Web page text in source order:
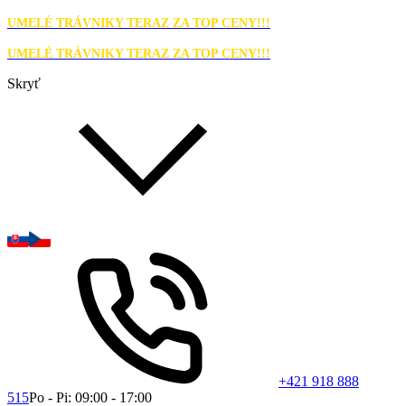
UMELÉ TRÁVNIKY TERAZ ZA TOP CENY!!!
UMELÉ TRÁVNIKY TERAZ ZA TOP CENY!!!
Skryť
+421 918 888
515Po - Pi: 09:00 - 17:00